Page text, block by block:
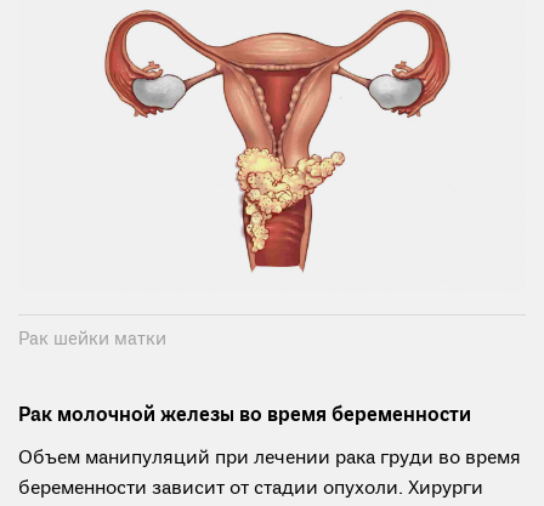
Рак шейки матки
Рак молочной железы во время беременности
Объем манипуляций при лечении рака груди во время
беременности зависит от стадии опухоли. Хирурги